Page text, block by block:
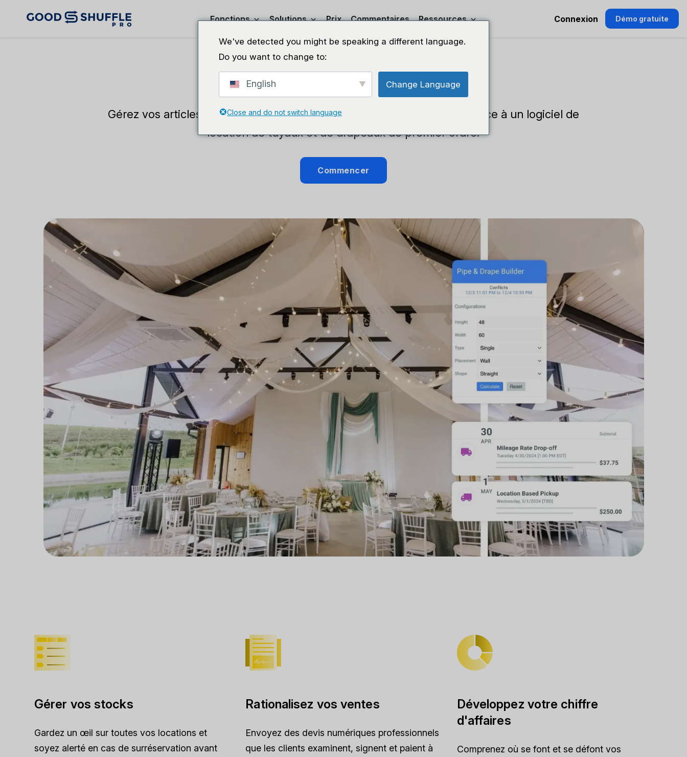
Fonctions Solutions Prix Commentaires Ressources Connexion Démo gratuite
Tuyaux et drapeaux
Gérez vos articles, rationalisez vos ventes et simplifiez votre activité grâce à un logiciel de
location de tuyaux et de drapeaux de premier ordre.
Commencer
Gérer vos stocks
Gardez un œil sur toutes vos locations et
soyez alerté en cas de surréservation avant
Rationalisez vos ventes
Envoyez des devis numériques professionnels
que les clients examinent, signent et paient à
Développez votre chiffre
d'affaires
Comprenez où se font et se défont vos
We've detected you might be speaking a different language.
Do you want to change to:
English Change Language
Close and do not switch language